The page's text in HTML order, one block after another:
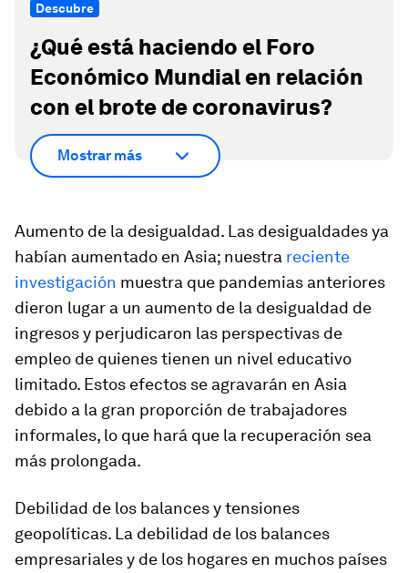
Descubre
¿Qué está haciendo el Foro
Económico Mundial en relación
con el brote de coronavirus?
Mostrar más
Aumento de la desigualdad. Las desigualdades ya
habían aumentado en Asia; nuestra reciente
investigación muestra que pandemias anteriores
dieron lugar a un aumento de la desigualdad de
ingresos y perjudicaron las perspectivas de
empleo de quienes tienen un nivel educativo
limitado. Estos efectos se agravarán en Asia
debido a la gran proporción de trabajadores
informales, lo que hará que la recuperación sea
más prolongada.
Debilidad de los balances y tensiones
geopolíticas. La debilidad de los balances
empresariales y de los hogares en muchos países